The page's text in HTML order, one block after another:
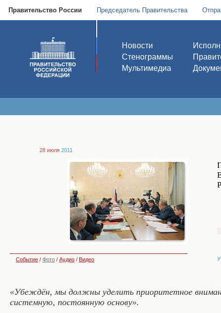
Правительство России Председатель Правительства
Новости
Стенограммы
Мультимедиа
28 июля 2011
Событие / Фото / Аудио / Видео
«Убеждён, мы должны уделить приоритетное
системную, постоянную основу».